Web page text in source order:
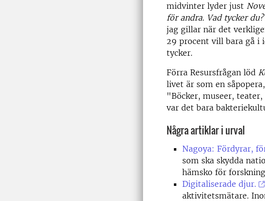
midvinter lyder just
för andra. Vad tycker du?
jag gillar när det
29 procent vill bara gå i
tycker.
Förra Resursfrågan löd
livet är som en
"Böcker, museer,
var det bara
Några artiklar i urval
Nagoya: Fördyrar,
som ska skydda
hämsko för
Digitaliserade djur.
aktivitetsmätare.